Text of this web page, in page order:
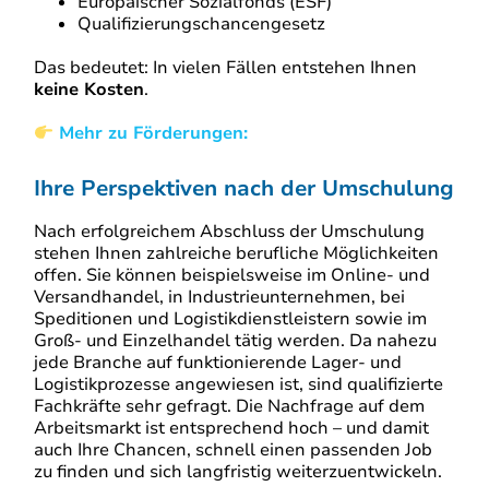
Qualifizierungschancengesetz
Das bedeutet: In vielen Fällen entstehen Ihnen
keine Kosten.
Mehr zu Förderungen:
Ihre Perspektiven nach der Umschulung
Nach erfolgreichem Abschluss der Umschulung
stehen Ihnen zahlreiche berufliche Möglichkeiten
offen. Sie können beispielsweise im Online- und
Versandhandel, in Industrieunternehmen, bei
Speditionen und Logistikdienstleistern sowie im
Groß- und Einzelhandel tätig werden. Da nahezu
jede Branche auf funktionierende Lager- und
Logistikprozesse angewiesen ist, sind qualifizierte
Fachkräfte sehr gefragt. Die Nachfrage auf dem
Arbeitsmarkt ist entsprechend hoch – und damit
auch Ihre Chancen, schnell einen passenden Job
zu finden und sich langfristig weiterzuentwickeln.